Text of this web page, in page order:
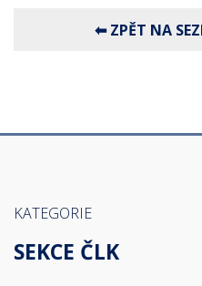
KATEGORIE
SEKCE ČLK